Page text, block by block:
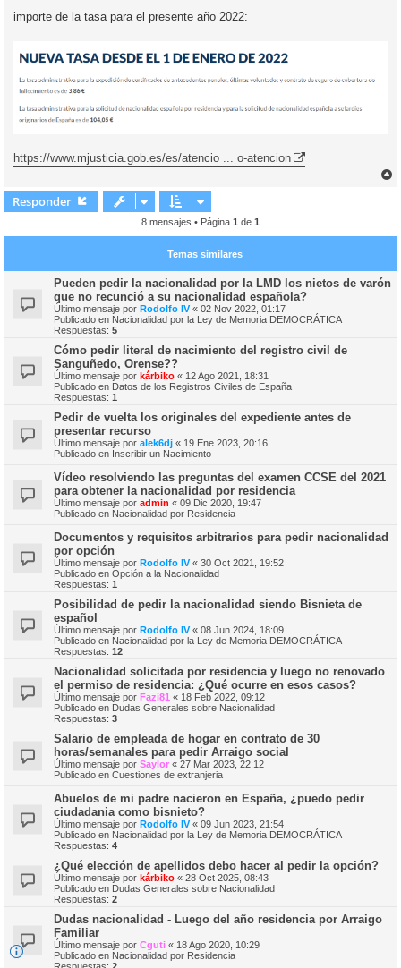
s
e
importe de la tasa para el presente año 2022:
https://www.mjusticia.gob.es/es/atencio ... o-atencion
a
Responder
8 mensajes • Página 1 de 1
Temas similares
Pueden pedir la nacionalidad por la LMD los nietos de varón
que no recunció a su nacionalidad española?
Último mensaje por Rodolfo IV« 02 Nov 2022, 01:17
Publicado en Nacionalidad por la Ley de Memoria DEMOCRÁTICA
Respuestas: 5
Cómo pedir literal de nacimiento del registro civil de
Sanguñedo, Orense??
Último mensaje por kárbiko « 12 Ago 2021, 18:31
Publicado en Datos de los Registros Civiles de España
Respuestas: 1
Pedir de vuelta los originales del expediente antes de
presentar recurso
Último mensaje por alek6dj « 19 Ene 2023, 20:16
Publicado en Inscribir un Nacimiento
Vídeo resolviendo las preguntas del examen CCSE del 2021
para obtener la nacionalidad por residencia
Último mensaje por admin « 09 Dic 2020, 19:47
Publicado en Nacionalidad por Residencia
Documentos y requisitos arbitrarios para pedir nacionalidad
por opción
Último mensaje por Rodolfo IV« 30 Oct 2021, 19:52
Publicado en Opción a la Nacionalidad
Respuestas: 1
Posibilidad de pedir la nacionalidad siendo Bisnieta de
español
Último mensaje por Rodolfo IV« 08 Jun 2024, 18:09
Publicado en Nacionalidad por la Ley de Memoria DEMOCRÁTICA
Respuestas: 12
Nacionalidad solicitada por residencia y luego no renovado
el permiso de residencia: ¿Qué ocurre en esos casos?
Último mensaje por Fazi81 « 18 Feb 2022, 09:12
Publicado en Dudas Generales sobre Nacionalidad
Respuestas: 3
Salario de empleada de hogar en contrato de 30
horas/semanales para pedir Arraigo social
Último mensaje por Saylor « 27 Mar 2023, 22:12
Publicado en Cuestiones de extranjeria
Abuelos de mi padre nacieron en España, ¿puedo pedir
ciudadania como bisnieto?
Último mensaje por Rodolfo IV« 09 Jun 2023, 21:54
Publicado en Nacionalidad por la Ley de Memoria DEMOCRÁTICA
Respuestas: 4
¿Qué elección de apellidos debo hacer al pedir la opción?
Último mensaje por kárbiko « 28 Oct 2025, 08:43
Publicado en Dudas Generales sobre Nacionalidad
Respuestas: 2
Dudas nacionalidad - Luego del año residencia por Arraigo
Familiar
Último mensaje por Cguti « 18 Ago 2020, 10:29
Publicado en Nacionalidad por Residencia